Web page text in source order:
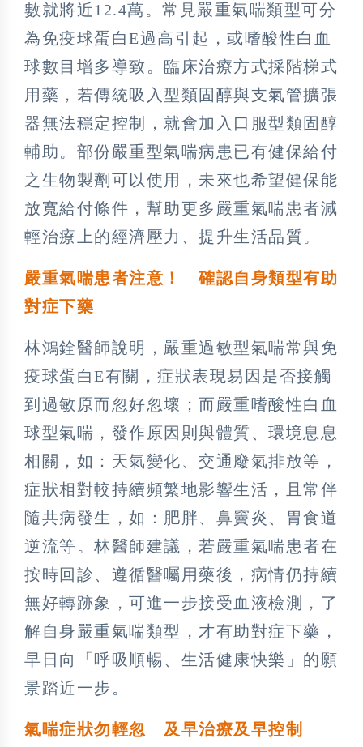
數就將近12.4萬。常見嚴重氣喘類型可分
為免疫球蛋白E過高引起，或嗜酸性白血
球數目增多導致。臨床治療方式採階梯式
用藥，若傳統吸入型類固醇與支氣管擴張
器無法穩定控制，就會加入口服型類固醇
輔助。部份嚴重型氣喘病患已有健保給付
之生物製劑可以使用，未來也希望健保能
放寬給付條件，幫助更多嚴重氣喘患者減
輕治療上的經濟壓力、提升生活品質。
嚴重氣喘患者注意！ 確認自身類型有助
對症下藥
林鴻銓醫師說明，嚴重過敏型氣喘常與免
疫球蛋白E有關，症狀表現易因是否接觸
到過敏原而忽好忽壞；而嚴重嗜酸性白血
球型氣喘，發作原因則與體質、環境息息
相關，如：天氣變化、交通廢氣排放等，
症狀相對較持續頻繁地影響生活，且常伴
隨共病發生，如：肥胖、鼻竇炎、胃食道
逆流等。林醫師建議，若嚴重氣喘患者在
按時回診、遵循醫囑用藥後，病情仍持續
無好轉跡象，可進一步接受血液檢測，了
解自身嚴重氣喘類型，才有助對症下藥，
早日向「呼吸順暢、生活健康快樂」的願
景踏近一步。
氣喘症狀勿輕忽 及早治療及早控制